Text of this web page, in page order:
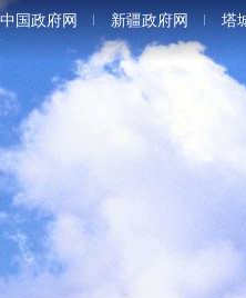
中国政府网 新疆政府网 塔